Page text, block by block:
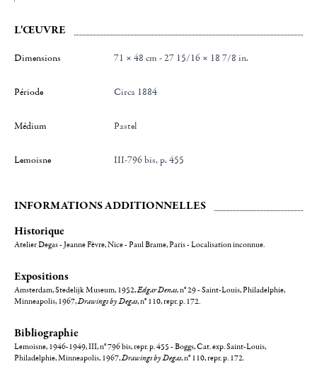
L'ŒUVRE
Dimensions 71 × 48 cm - 27 15/16 × 18 7/8 in.
Période Circa 1884
Médium Pastel
Lemoisne III-796 bis, p. 455
INFORMATIONS ADDITIONNELLES
Historique
Atelier Degas - Jeanne Fèvre, Nice - Paul Brame, Paris - Localisation inconnue.
Expositions
Amsterdam, Stedelijk Museum, 1952,Edgar Denas, n° 29 - Saint-Louis, Philadelphie,
Minneapolis, 1967,Drawings by Degas, n° 110, repr. p. 172.
Bibliographie
Lemoisne, 1946-1949, III, n° 796 bis, repr. p. 455 - Boggs, Cat. exp. Saint-Louis,
Philadelphie, Minneapolis, 1967,Drawings by Degas, n° 110, repr. p. 172.